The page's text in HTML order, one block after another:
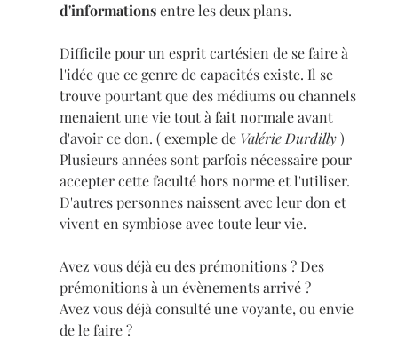
d'informations entre les deux plans.
Difficile pour un esprit cartésien de se faire à
l'idée que ce genre de capacités existe. Il se
trouve pourtant que des médiums ou channels
menaient une vie tout à fait normale avant
d'avoir ce don. ( exemple de Valérie Durdilly )
Plusieurs années sont parfois nécessaire pour
accepter cette faculté hors norme et l'utiliser.
D'autres personnes naissent avec leur don et
vivent en symbiose avec toute leur vie.
Avez vous déjà eu des prémonitions ? Des
prémonitions à un évènements arrivé ?
Avez vous déjà consulté une voyante, ou envie
de le faire ?